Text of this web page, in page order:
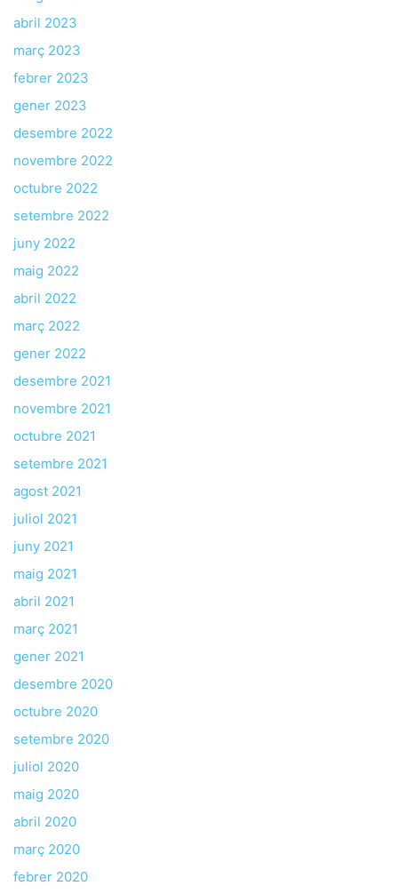
abril 2023
març 2023
febrer 2023
gener 2023
desembre 2022
novembre 2022
octubre 2022
setembre 2022
juny 2022
maig 2022
abril 2022
març 2022
gener 2022
desembre 2021
novembre 2021
octubre 2021
setembre 2021
agost 2021
juliol 2021
juny 2021
maig 2021
abril 2021
març 2021
gener 2021
desembre 2020
octubre 2020
setembre 2020
juliol 2020
maig 2020
abril 2020
març 2020
febrer 2020